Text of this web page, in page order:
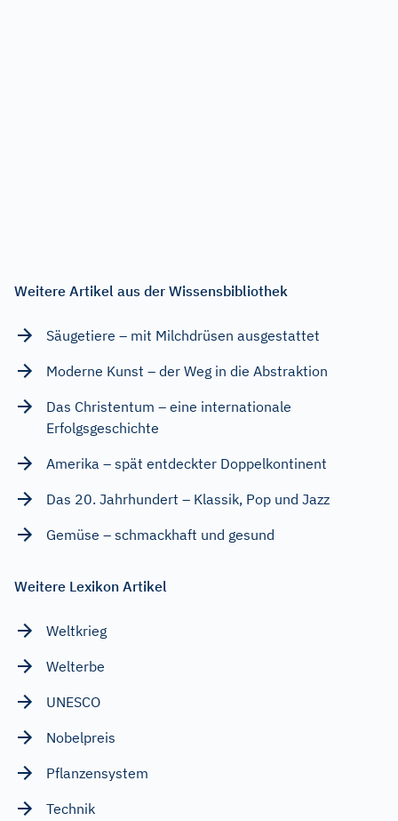
Weitere Artikel aus der Wissensbibliothek
Säugetiere – mit Milchdrüsen ausgestattet
Moderne Kunst – der Weg in die Abstraktion
Das Christentum – eine internationale
Erfolgsgeschichte
Amerika – spät entdeckter Doppelkontinent
Das 20. Jahrhundert – Klassik, Pop und Jazz
Gemüse – schmackhaft und gesund
Weitere Lexikon Artikel
Weltkrieg
Welterbe
UNESCO
Nobelpreis
Pflanzensystem
Technik